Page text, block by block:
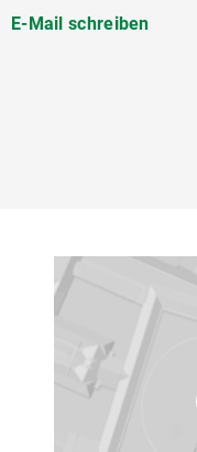
E-Mail schreiben